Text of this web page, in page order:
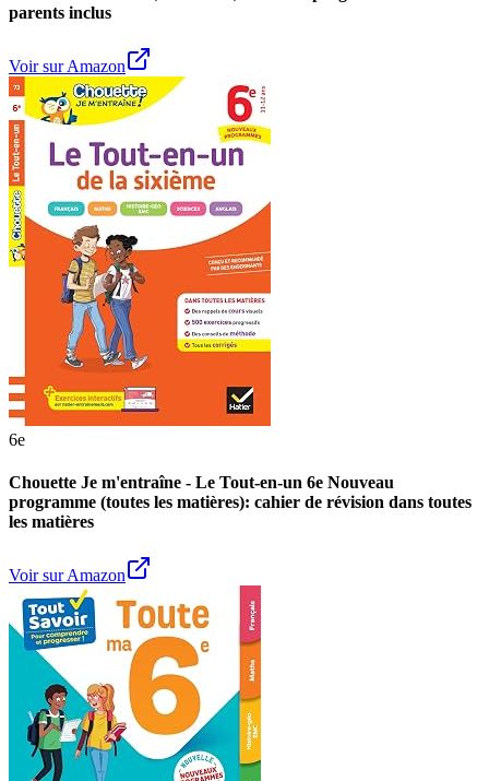
parents inclus
Voir sur Amazon
6e
Chouette Je m'entraîne - Le Tout-en-un 6e Nouveau
programme (toutes les matières): cahier de révision dans toutes
les matières
Voir sur Amazon